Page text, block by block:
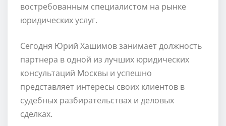
востребованным специалистом на рынке
юридических услуг.
Сегодня Юрий Хашимов занимает должность
партнера в одной из лучших юридических
консультаций Москвы и успешно
представляет интересы своих клиентов в
судебных разбирательствах и деловых
сделках.